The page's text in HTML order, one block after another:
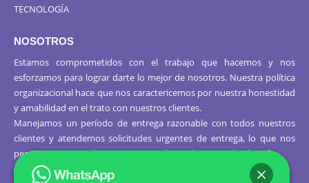
TECNOLOGÍA
NOSOTROS
Estamos comprometidos con el trabajo que hacemos y nos
esforzamos para lograr darte lo mejor de nosotros. Nuestra política
organizacional hace que nos caractericemos por nuestra honestidad
y amabilidad en el trato con nuestros clientes.
Manejamos un período de entrega razonable con todos nuestros
clientes y atendemos solicitudes urgentes de entrega, lo que nos
permite ser puntuales con nuestros despachos en todo el Perú..